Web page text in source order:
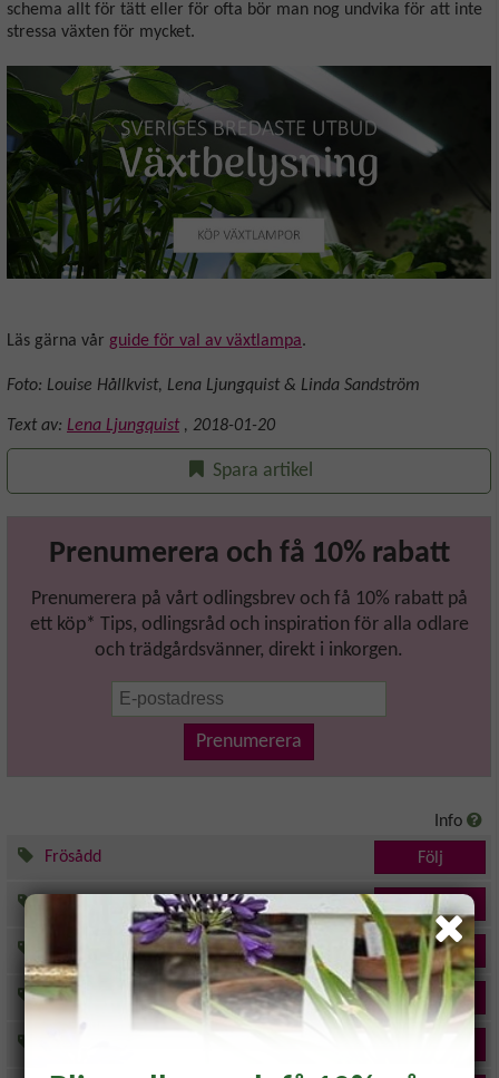
schema allt för tätt eller för ofta bör man nog undvika för att inte
stressa växten för mycket.
Läs gärna vår guide för val av växtlampa.
Foto: Louise Hållkvist, Lena Ljungquist & Linda Sandström
Text av: Lena Ljungquist , 2018-01-20
Spara artikel
Prenumerera och få 10% rabatt
Prenumerera på vårt odlingsbrev och få 10% rabatt på
ett köp* Tips, odlingsråd och inspiration för alla odlare
och trädgårdsvänner, direkt i inkorgen.
Prenumerera
Info
Frösådd
Följ
Följ
Följ
Sticklingar Följ